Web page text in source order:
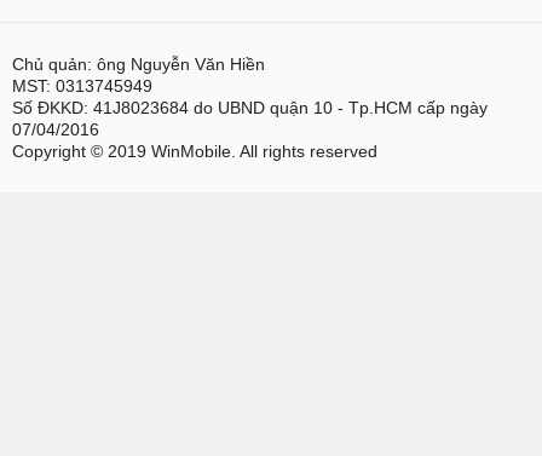
Chủ quản: ông Nguyễn Văn Hiền
MST: 0313745949
Số ĐKKD: 41J8023684 do UBND quận 10 - Tp.HCM cấp ngày
07/04/2016
Copyright © 2019 WinMobile. All rights reserved